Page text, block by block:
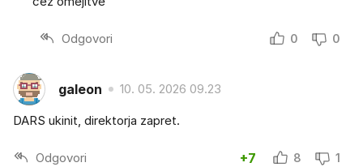
Odgovori 0 0
galeon 10. 05. 2026 09.23
DARS ukinit, direktorja zapret.
Odgovori +7 8 1